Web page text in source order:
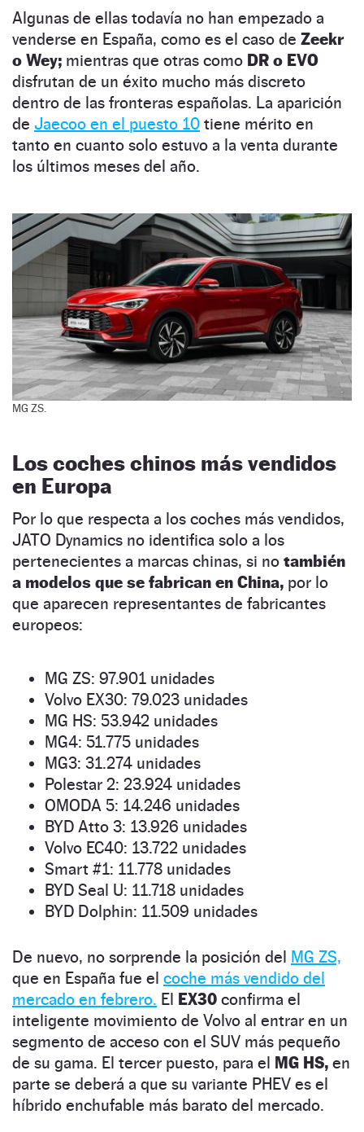
Algunas de ellas todavía no han empezado a
venderse en España, como es el caso de Zeekr
o Wey; mientras que otras como DR o EVO
disfrutan de un éxito mucho más discreto
dentro de las fronteras españolas. La aparición
de Jaecoo en el puesto 10 tiene mérito en
tanto en cuanto solo estuvo a la venta durante
los últimos meses del año.
MG ZS.
Los coches chinos más vendidos
en Europa
Por lo que respecta a los coches más vendidos,
JATO Dynamics no identifica solo a los
pertenecientes a marcas chinas, si no también
a modelos que se fabrican en China, por lo
que aparecen representantes de fabricantes
europeos:
MG ZS: 97.901 unidades
Volvo EX30: 79.023 unidades
MG HS: 53.942 unidades
MG4: 51.775 unidades
MG3: 31.274 unidades
Polestar 2: 23.924 unidades
OMODA 5: 14.246 unidades
BYD Atto 3: 13.926 unidades
Volvo EC40: 13.722 unidades
Smart #1: 11.778 unidades
BYD Seal U: 11.718 unidades
BYD Dolphin: 11.509 unidades
De nuevo, no sorprende la posición del MG ZS,
que en España fue el coche más vendido del
mercado en febrero. El EX30 confirma el
inteligente movimiento de Volvo al entrar en un
segmento de acceso con el SUV más pequeño
de su gama. El tercer puesto, para el MG HS, en
parte se deberá a que su variante PHEV es el
híbrido enchufable más barato del mercado.